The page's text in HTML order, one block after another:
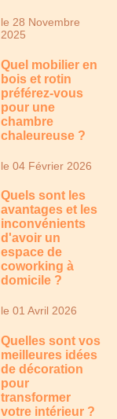
le 28 Novembre
2025
Quel mobilier en
bois et rotin
préférez-vous
pour une
chambre
chaleureuse ?
le 04 Février 2026
Quels sont les
avantages et les
inconvénients
d'avoir un
espace de
coworking à
domicile ?
le 01 Avril 2026
Quelles sont vos
meilleures idées
de décoration
pour
transformer
votre intérieur ?